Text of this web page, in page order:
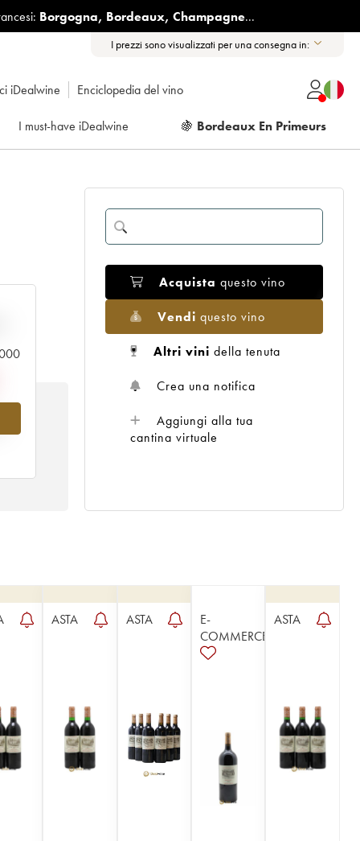
Borgogna, Bordeaux, Champagne...
I prezzi sono visualizzati per una consegna in:
iDealwine Enciclopedia del vino
I must-have iDealwine 🍇 Bordeaux En Primeurs
Acquista questo vino
Vendi questo vino
Altri vini della tenuta
Crea una notifica
Aggiungi alla tua
cantina virtuale
ASTA ASTA
E-
COMMERCE
ASTA